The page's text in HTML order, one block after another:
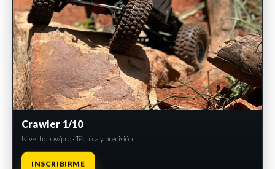
Crawler 1/10
Nivel hobby/pro · Técnica y precisión
INSCRIBIRME